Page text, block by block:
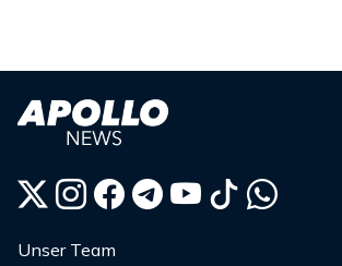
Unser Team